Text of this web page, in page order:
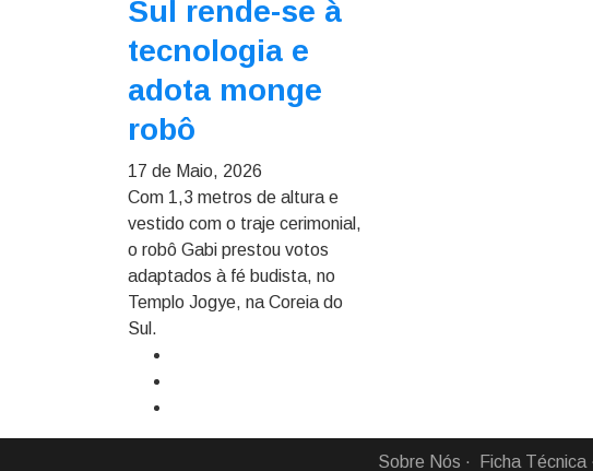
Sul rende-se à
tecnologia e
adota monge
robô
17 de Maio, 2026
Com 1,3 metros de altura e
vestido com o traje cerimonial,
o robô Gabi prestou votos
adaptados à fé budista, no
Templo Jogye, na Coreia do
Sul.
Sobre Nós Ficha Técnica